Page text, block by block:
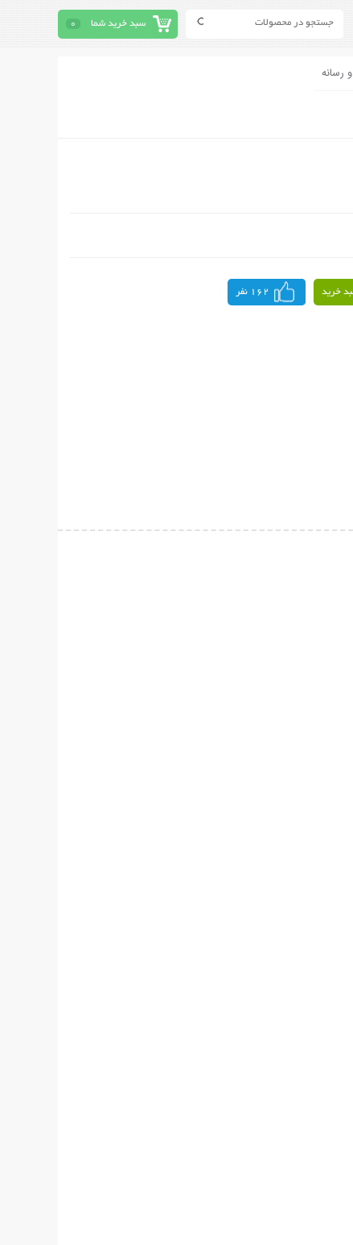
سبد خرید شما 0
رسانه
خرید 162 نفر